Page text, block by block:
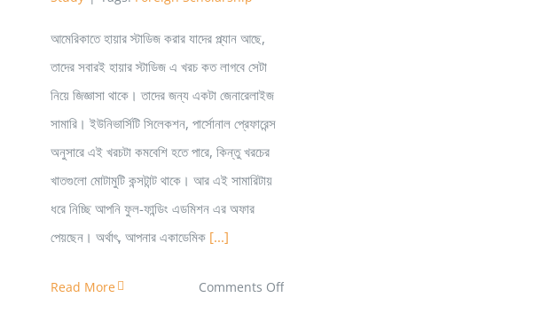
আমেরিকাতে হায়ার স্টাডিজ করার যাদের প্ল্যান আছে,
তাদের সবারই হায়ার স্টাডিজ এ খরচ কত লাগবে সেটা
নিয়ে জিজ্ঞাসা থাকে। তাদের জন্য একটা জেনারেলাইজ
সামারি। ইউনিভার্সিটি সিলেকশন, পার্সোনাল প্রেফারেন্স
অনুসারে এই খরচটা কমবেশি হতে পারে, কিন্তু খরচের
খাতগুলো মোটামুটি কন্সটান্ট থাকে। আর এই সামারিটায়
ধরে নিচ্ছি আপনি ফুল-ফান্ডিং এডমিশন এর অফার
পেয়ছেন। অর্থাৎ, আপনার একাডেমিক [...]
Read More Comments Offon